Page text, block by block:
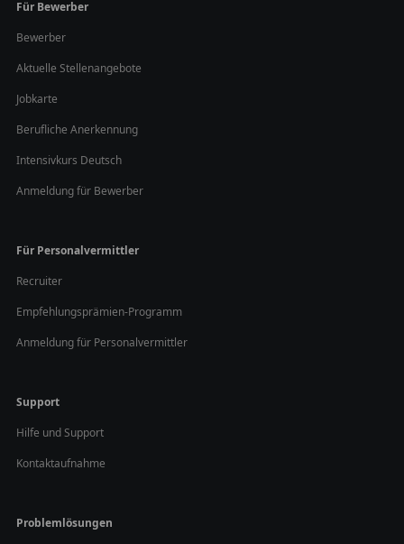
Für Bewerber
Bewerber
Aktuelle Stellenangebote
Jobkarte
Berufliche Anerkennung
Intensivkurs Deutsch
Anmeldung für Bewerber
Für Personalvermittler
Recruiter
Empfehlungsprämien-Programm
Anmeldung für Personalvermittler
Support
Hilfe und Support
Kontaktaufnahme
Problemlösungen